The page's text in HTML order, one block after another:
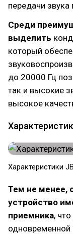
передачи
Среди
выделить
который
до 20000 Гц
так и высокие
высокое
Характеристики
Тем не менее,
устройство
приемника,